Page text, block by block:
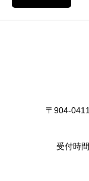
〒904-
受付時